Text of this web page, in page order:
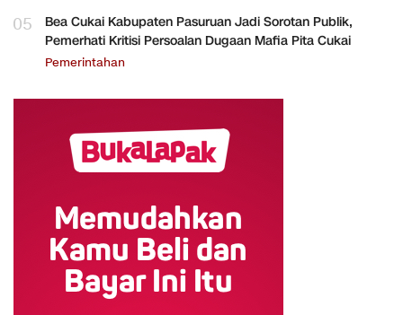
05
Bea Cukai Kabupaten Pasuruan Jadi Sorotan Publik,
Pemerhati Kritisi Persoalan Dugaan Mafia Pita Cukai
Pemerintahan